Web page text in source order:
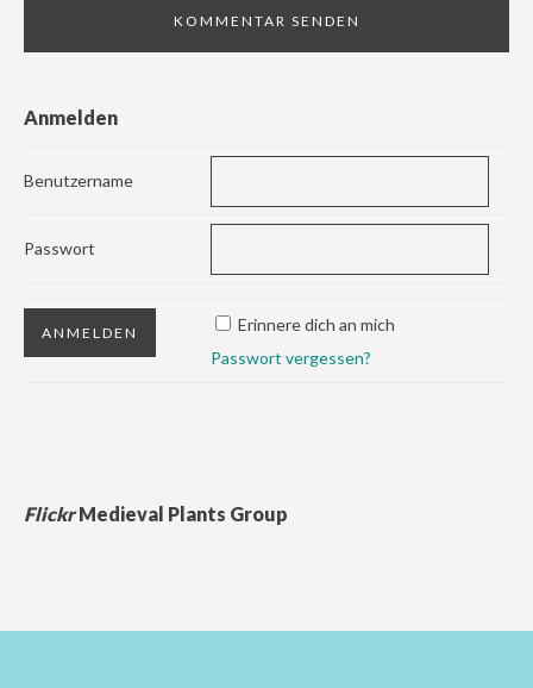
Anmelden
Benutzername
Passwort
Erinnere dich an mich
Passwort vergessen?
FlickrMedieval Plants Group